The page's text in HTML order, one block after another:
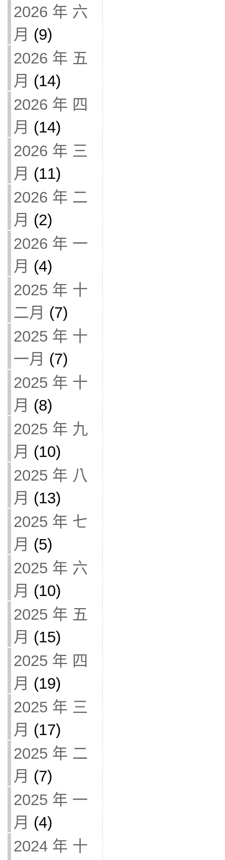
2026 年 六
月 (9)
2026 年 五
月 (14)
2026 年 四
月 (14)
2026 年 三
月 (11)
2026 年 二
月 (2)
2026 年 一
月 (4)
2025 年 十
二月 (7)
2025 年 十
一月 (7)
2025 年 十
月 (8)
2025 年 九
月 (10)
2025 年 八
月 (13)
2025 年 七
月 (5)
2025 年 六
月 (10)
2025 年 五
月 (15)
2025 年 四
月 (19)
2025 年 三
月 (17)
2025 年 二
月 (7)
2025 年 一
月 (4)
2024 年 十